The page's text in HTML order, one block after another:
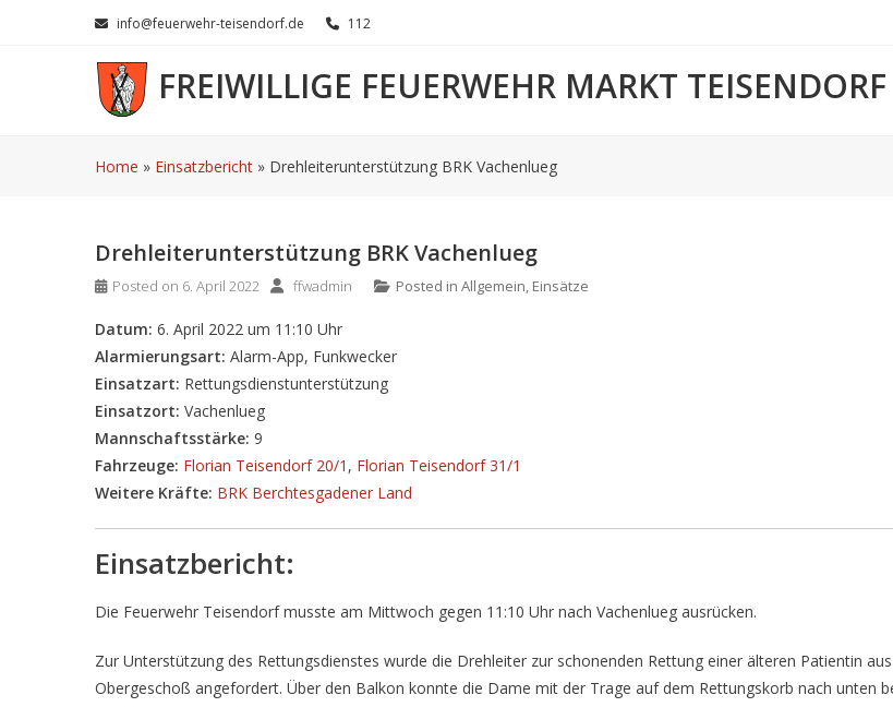
info@feuerwehr-teisendorf.de 112
FREIWILLIGE FEUERWEHR MARKT TEISENDORF
Home » Einsatzbericht » Drehleiterunterstützung BRK Vachenlueg
Drehleiterunterstützung BRK Vachenlueg
Posted on 6. April 2022 ffwadmin Posted in Allgemein, Einsätze
Datum: 6. April 2022 um 11:10 Uhr
Alarmierungsart: Alarm-App, Funkwecker
Einsatzart: Rettungsdienstunterstützung
Einsatzort: Vachenlueg
Mannschaftsstärke: 9
Fahrzeuge: Florian Teisendorf 20/1 , Florian Teisendorf 31/1
Weitere Kräfte: BRK Berchtesgadener Land
Einsatzbericht:
Die Feuerwehr Teisendorf musste am Mittwoch gegen 11:10 Uhr nach Vachenlueg ausrücken.
Zur Unterstützung des Rettungsdienstes wurde die Drehleiter zur schonenden Rettung einer älteren Patientin
Obergeschoß angefordert. Über den Balkon konnte die Dame mit der Trage auf dem Rettungskorb nach unten